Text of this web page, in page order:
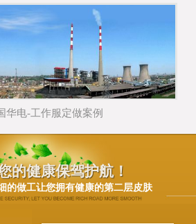
华电-工作服定做案例
的健康保驾护航！
的做工让您拥有健康的第二层皮肤